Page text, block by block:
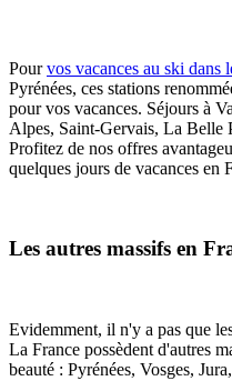
Pourvos vacances au ski dans
Pyrénées, ces stations
pour vos vacances. Séjours à
Alpes, Saint-Gervais, La
Profitez de nos offres
quelques jours de vacances en
Les autres massifs en
Evidemment, il n'y a pas que
La France possèdent d'autres
beauté : Pyrénées, Vosges,